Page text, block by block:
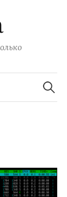
Найти: